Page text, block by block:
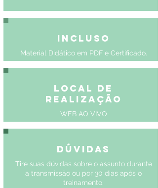
Incluso
Material Didático em PDF e Certificado.
Local de
Realização
WEB AO VIVO
Dúvidas
Tire suas dúvidas sobre o assunto durante
a transmissão ou por 30 dias após o
treinamento.